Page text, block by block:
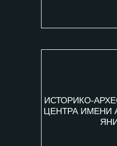
ИСТОРИКО-
ЦЕНТРА ИМЕНИ